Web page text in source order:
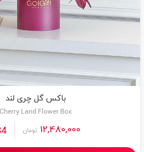
باکس گل چری لند
Cherry Land Flower Box
12,480,000 تومان